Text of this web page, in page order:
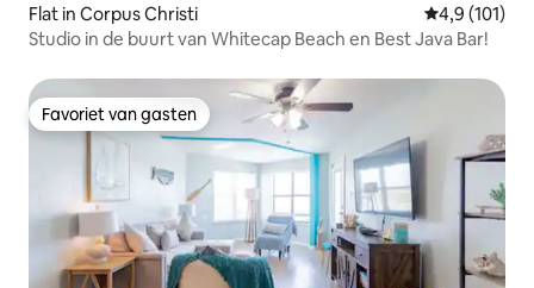
Flat in Corpus Christi Gemiddelde
4,9 (101)
Studio in de buurt van Whitecap Beach en Best Java Bar!
Favoriet van gasten
Favoriet van gasten